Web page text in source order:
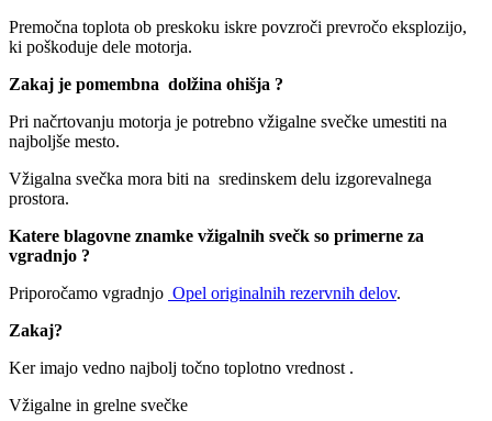
Premočna toplota ob preskoku iskre povzroči prevročo eksplozijo,
ki poškoduje dele motorja.
Zakaj je pomembna dolžina ohišja ?
Pri načrtovanju motorja je potrebno vžigalne svečke umestiti na
najboljše mesto.
Vžigalna svečka mora biti na sredinskem delu izgorevalnega
prostora.
Katere blagovne znamke vžigalnih svečk so primerne za
vgradnjo ?
Priporočamo vgradnjo Opel originalnih rezervnih delov.
Zakaj?
Ker imajo vedno najbolj točno toplotno vrednost .
Vžigalne in grelne svečke